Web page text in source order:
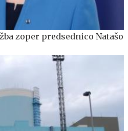
zoper predsednico Natašo